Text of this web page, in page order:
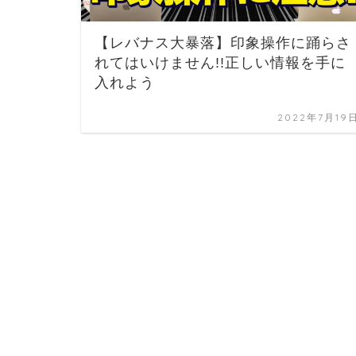
【レバナス大暴落】印象操作に踊らさ
れてはいけません!!正しい情報を手に
入れよう
2022年7月19